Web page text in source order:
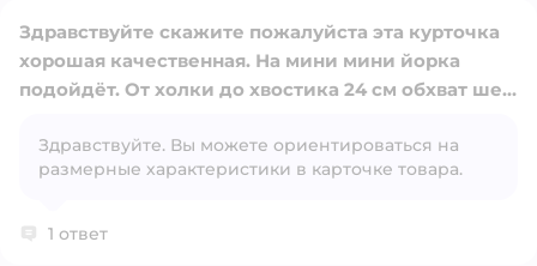
Открыть вопрос
Здравствуйте скажите пожалуйста эта курточка
хорошая качественная. На мини мини йорка
подойдёт. От холки до хвостика 24 см обхват шеи
тепло
Здравствуйте. Вы можете ориентироваться на
размерные характеристики в карточке товара.
1 ответ